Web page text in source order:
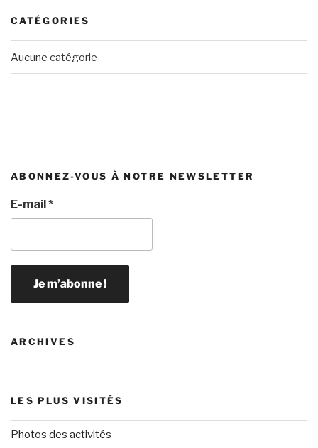
CATÉGORIES
Aucune catégorie
ABONNEZ-VOUS À NOTRE NEWSLETTER
E-mail*
ARCHIVES
LES PLUS VISITÉS
Photos des activités